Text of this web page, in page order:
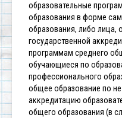
образовательные
образования в форме
образования, либо
государственной
программам среднего
обучающиеся по
профессионального
общее образование по
аккредитацию
общего образования (в